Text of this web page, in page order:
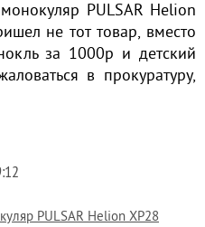
PULSAR Helion
не тот товар, вместо
за 1000р и детский
в прокуратуру,
PULSAR Helion XP28